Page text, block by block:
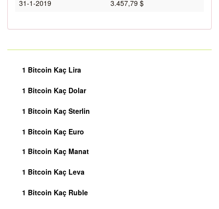
31-1-2019
3.457,79 $
1 Bitcoin Kaç Lira
1 Bitcoin Kaç Dolar
1 Bitcoin Kaç Sterlin
1 Bitcoin Kaç Euro
1 Bitcoin Kaç Manat
1 Bitcoin Kaç Leva
1 Bitcoin Kaç Ruble